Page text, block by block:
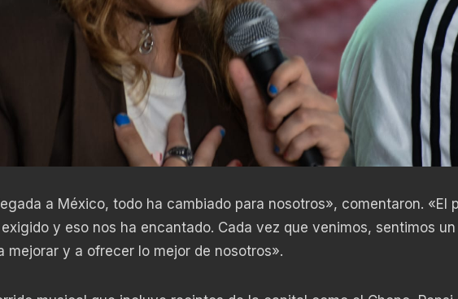
a México, todo ha cambiado para nosotros», comentaron. «El
y eso nos ha encantado. Cada vez que venimos, sentimos
mejorar y a ofrecer lo mejor de nosotros».